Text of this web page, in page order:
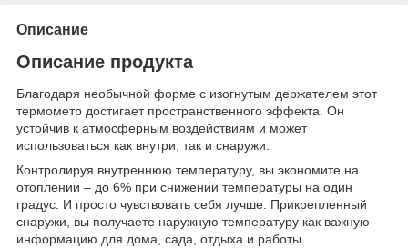
Описание
Описание продукта
Благодаря необычной форме с изогнутым держателем этот
термометр достигает пространственного эффекта. Он
устойчив к атмосферным воздействиям и может
использоваться как внутри, так и снаружи.
Контролируя внутреннюю температуру, вы экономите на
отоплении – до 6% при снижении температуры на один
градус. И просто чувствовать себя лучше. Прикрепленный
снаружи, вы получаете наружную температуру как важную
информацию для дома, сада, отдыха и работы.